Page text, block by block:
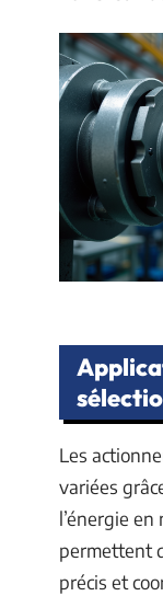
Les
variées
l’énergie
permettent
précis et